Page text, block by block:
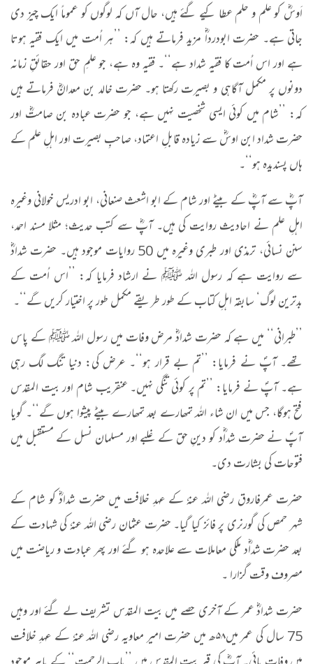
اَوسؓ کو علم و حلم عطا کیے گئے ہیں، حال آں کہ لوگوں کو عموماً ایک چیز دی
جاتی ہے۔ حضرت ابودرداؓ مزید فرماتے ہیں کہ: ’’ہر اُمت میں ایک فقیہ ہوتا
ہے اور اس اُمت کا فقیہ شداد ہے‘‘۔ فقیہ وہ ہے، جو علمِ حق اور حقائقِ زمانہ
دونوں پر مکمل آگاہی و بصیرت رکھتا ہو۔ حضرت خالد بن معدانؓ فرماتے ہیں
کہ: ’’شام میں کوئی ایسی شخصیت نہیں ہے، جو حضرت عبادہ بن صامتؓ اور
حضرت شداد ابن اوسؓ سے زیادہ قابلِ اعتماد، صاحبِ بصیرت اور اہلِ علم کے
ہاں پسندیدہ ہو‘‘۔
آپؓ سے آپؓ کے بیٹے اور شام کے ابو اشعث صنعانی، ابو ادریس خولانی وغیرہ
اہلِ علم نے احادیث روایت کی ہیں۔ آپؓ سے کتب حدیث؛ مثلا مسند احمد،
سنن نسائی، ترمذی اور طبری وغیرہ میں 50 روایات موجود ہیں۔ حضرت شدادؓ
سے روایت ہے کہ رسول اللہ ﷺ نے ارشاد فرمایا کہ: ’’اس اُمت کے
بدترین لوگ‘ سابقہ اہلِ کتاب کے طور طریقے مکمل طور پر اختیار کریں گے‘‘۔
’’طبرانی‘‘ میں ہے کہ حضرت شدادؓ مرض وفات میں رسول اللہ ﷺ کے پاس
تھے۔ آپؐ نے فرمایا: ’’تم بے قرار ہو‘‘۔ عرض کی: دنیا تنگ لگ رہی
ہے۔ آپؐ نے فرمایا: ’’تم پر کوئی تنگی نہیں۔ عنقریب شام اور بیت المقدس
فتح ہوگا، جس میں ان شاء اللہ تمھارے بعد تمھارے بیٹے پیشوا ہوں گے‘‘۔ گویا
آپؐ نے حضرت شداؓد کو دینِ حق کے غلبے اور مسلمان نسل کے مستقبل میں
فتوحات کی بشارت دی۔
حضرت عمرفاروق رضی اللہ عنہٗ کے عہدِ خلافت میں حضرت شدادؓ کو شام کے
شہر حمص کی گورنری پر فائز کیا گیا۔ حضرت عثمان رضی اللہ عنہٗ کی شہادت کے
بعد حضرت شداؓد ملکی معاملات سے علاحدہ ہو گئے اور پھر عبادت و ریاضت میں
مصروف وقت گزارا ۔
حضرت شدادؓ عمر کے آخری حصے میں بیت المقدس تشریف لے گئے اور وہیں
75 سال کی عمر میں
۵۸ھ میں حضرت امیر معاویہ رضی اللہ عنہٗ کے عہدِ خلافت